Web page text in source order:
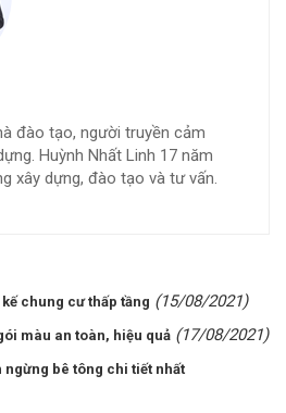
đào tạo, người truyền cảm
Huỳnh Nhất Linh 17 năm
xây dựng, đào tạo và tư vấn.
chung cư thấp tầng (15/08/2021)
màu an toàn, hiệu quả (17/08/2021)
bê tông chi tiết nhất